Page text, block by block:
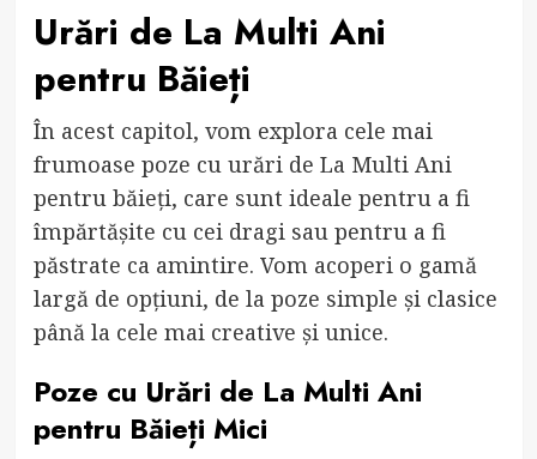
Urări de La Multi Ani
pentru Băieți
În acest capitol, vom explora cele mai
frumoase poze cu urări de La Multi Ani
pentru băieți, care sunt ideale pentru a fi
împărtășite cu cei dragi sau pentru a fi
păstrate ca amintire. Vom acoperi o gamă
largă de opțiuni, de la poze simple și clasice
până la cele mai creative și unice.
Poze cu Urări de La Multi Ani
pentru Băieți Mici